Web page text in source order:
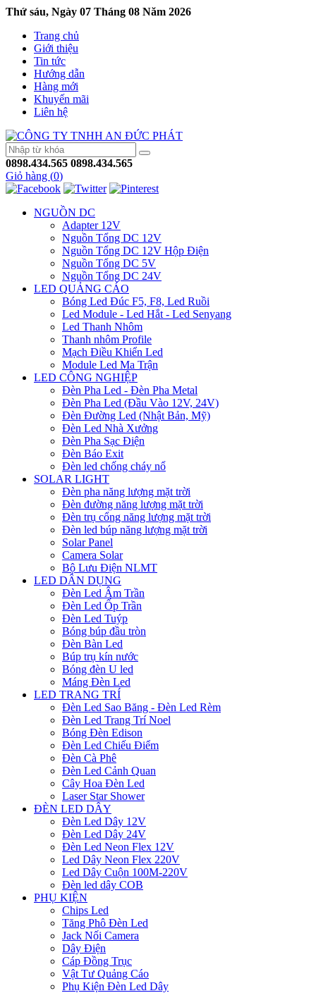
Thứ sáu, Ngày 07 Tháng 08 Năm 2026
Trang chủ
Giới thiệu
Tin tức
Hướng dẫn
Hàng mới
Khuyến mãi
Liên hệ
0898.434.565 0898.434.565
Giỏ hàng (0)
NGUỒN DC
Adapter 12V
Nguồn Tổng DC 12V
Nguồn Tổng DC 12V Hộp Điện
Nguồn Tổng DC 5V
Nguồn Tổng DC 24V
LED QUẢNG CÁO
Bóng Led Đúc F5, F8, Led Ruồi
Led Module - Led Hắt - Led Senyang
Led Thanh Nhôm
Thanh nhôm Profile
Mạch Điều Khiển Led
Module Led Ma Trận
LED CÔNG NGHIỆP
Đèn Pha Led - Đèn Pha Metal
Đèn Pha Led (Đầu Vào 12V, 24V)
Đèn Đường Led (Nhật Bản, Mỹ)
Đèn Led Nhà Xưởng
Đèn Pha Sạc Điện
Đèn Báo Exit
Đèn led chống cháy nổ
SOLAR LIGHT
Đèn pha năng lượng mặt trời
Đèn đường năng lượng mặt trời
Đèn trụ cổng năng lượng mặt trời
Đèn led búp năng lượng mặt trời
Solar Panel
Camera Solar
Bộ Lưu Điện NLMT
LED DÂN DỤNG
Đèn Led Âm Trần
Đèn Led Ốp Trần
Đèn Led Tuýp
Bóng búp đầu tròn
Đèn Bàn Led
Búp trụ kín nước
Bóng đèn U led
Máng Đèn Led
LED TRANG TRÍ
Đèn Led Sao Băng - Đèn Led Rèm
Đèn Led Trang Trí Noel
Bóng Đèn Edison
Đèn Led Chiếu Điểm
Đèn Cà Phê
Đèn Led Cảnh Quan
Cây Hoa Đèn Led
Laser Star Shower
ĐÈN LED DÂY
Đèn Led Dây 12V
Đèn Led Dây 24V
Đèn Led Neon Flex 12V
Led Dây Neon Flex 220V
Led Dây Cuộn 100M-220V
Đèn led dây COB
PHỤ KIỆN
Chips Led
Tăng Phô Đèn Led
Jack Nối Camera
Dây Điện
Cáp Đồng Trục
Vật Tư Quảng Cáo
Phụ Kiện Đèn Led Dây